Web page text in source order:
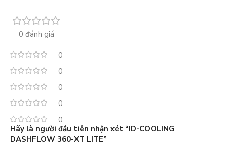
0 đánh giá
0
0
0
0
0
Hãy là người đầu tiên nhận xét “ID-COOLING
DASHFLOW 360-XT LITE”